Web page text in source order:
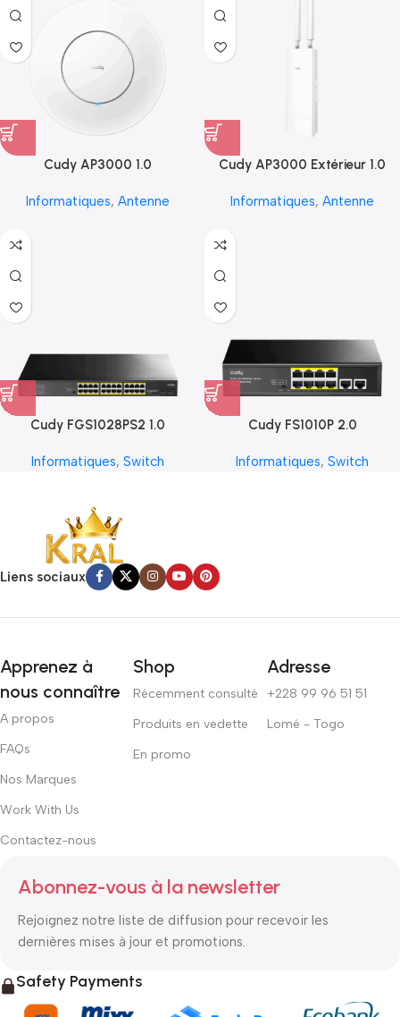
Cudy AP3000 1.0
Informatiques, Antenne
Cudy AP3000 Extérieur 1.0
Informatiques, Antenne
Cudy FGS1028PS2 1.0
Informatiques, Switch
Cudy FS1010P 2.0
Informatiques, Switch
Liens sociaux
Apprenez à
nous connaître
A propos
FAQs
Nos Marques
Work With Us
Contactez-nous
Shop
Récemment consulté
Produits en vedette
En promo
Adresse
+228 99 96 51 51
Lomé - Togo
Abonnez-vous à la newsletter
Rejoignez notre liste de diffusion pour recevoir les
dernières mises à jour et promotions.
Safety Payments